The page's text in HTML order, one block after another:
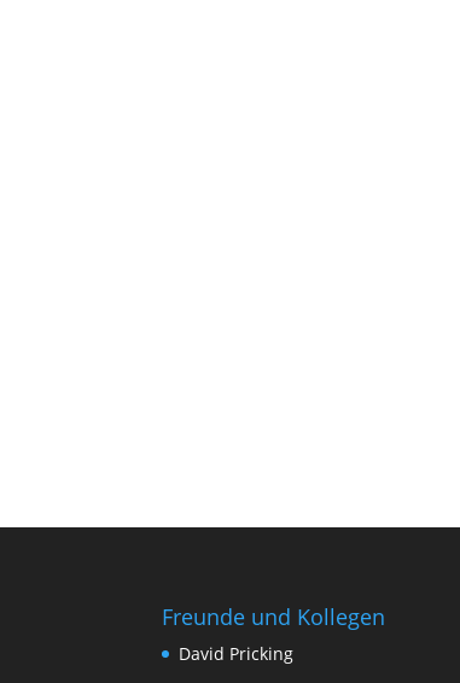
Freunde und Kollegen
David Pricking